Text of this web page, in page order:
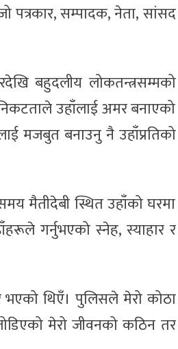
सम्पादक, नेता, सांसद
बहुदलीय लोकतन्त्रसम्मको
निकटताले उहाँलाई अमर बनाएको
मजबुत बनाउनु नै उहाँप्रतिको
मैतीदेबी स्थित उहाँको घरमा
गर्नुभएको स्नेह, स्याहार र
थिएँ। पुलिसले मेरो कोठा
मेरो जीवनको कठिन तर